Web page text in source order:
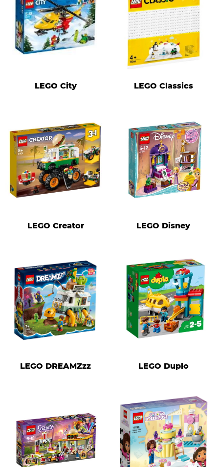
LEGO City LEGO Classics
LEGO Creator LEGO Disney
LEGO DREAMZzz LEGO Duplo